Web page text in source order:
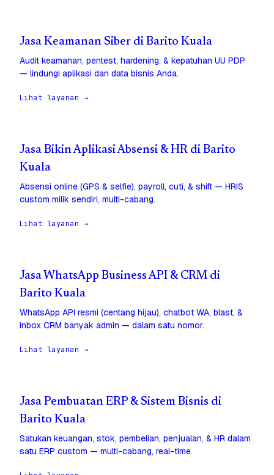
Jasa Keamanan Siber di Barito Kuala
Audit keamanan, pentest, hardening, & kepatuhan UU PDP
— lindungi aplikasi dan data bisnis Anda.
Lihat layanan →
Jasa Bikin Aplikasi Absensi & HR di Barito
Kuala
Absensi online (GPS & selfie), payroll, cuti, & shift — HRIS
custom milik sendiri, multi-cabang.
Lihat layanan →
Jasa WhatsApp Business API & CRM di
Barito Kuala
WhatsApp API resmi (centang hijau), chatbot WA, blast, &
inbox CRM banyak admin — dalam satu nomor.
Lihat layanan →
Jasa Pembuatan ERP & Sistem Bisnis di
Barito Kuala
Satukan keuangan, stok, pembelian, penjualan, & HR dalam
satu ERP custom — multi-cabang, real-time.